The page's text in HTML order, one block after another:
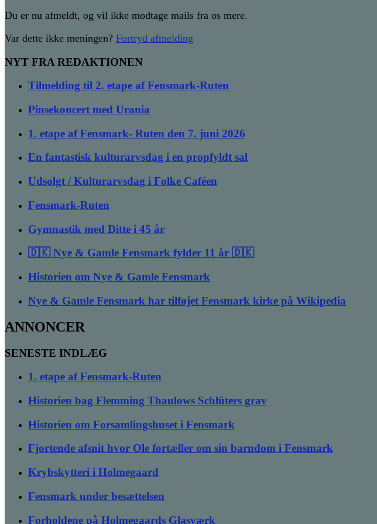
Du er nu afmeldt, og vil ikke modtage mails fra os mere.
Var dette ikke meningen? Fortryd afmelding
NYT FRA REDAKTIONEN
Tilmelding til 2. etape af Fensmark-Ruten
Pinsekoncert med Urania
1. etape af Fensmark- Ruten den 7. juni 2026
En fantastisk kulturarvsdag i en propfyldt sal
Udsolgt / Kulturarvsdag i Folke Caféen
Fensmark-Ruten
Gymnastik med Ditte i 45 år
🇩🇰 Nye & Gamle Fensmark fylder 11 år 🇩🇰
Historien om Nye & Gamle Fensmark
Nye & Gamle Fensmark har tilføjet Fensmark kirke på Wikipedia
ANNONCER
SENESTE INDLÆG
1. etape af Fensmark-Ruten
Historien bag Flemming Thaulows Schlüters grav
Historien om Forsamlingshuset i Fensmark
Fjortende afsnit hvor Ole fortæller om sin barndom i Fensmark
Krybskytteri i Holmegaard
Fensmark under besættelsen
Forholdene på Holmegaards Glasværk